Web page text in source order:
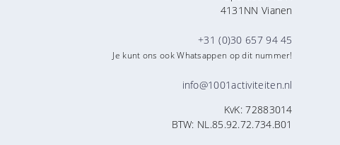
4131NN Vianen
+31 (0)30 657 94 45
Je kunt ons ook Whatsappen op dit nummer!
info@1001activiteiten.nl
KvK: 72883014
BTW: NL.85.92.72.734.B01